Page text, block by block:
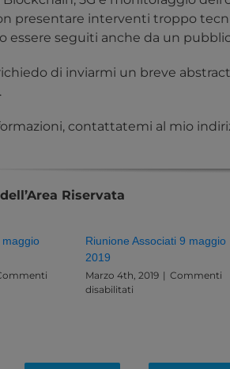
presentare interventi troppo
essere seguiti anche da un
di inviarmi un breve
contattatemi al mio
Riservata
Riunione Associati 9 maggio
2019
Marzo 4th, 2019 | Commenti
disabilitatisu
2019